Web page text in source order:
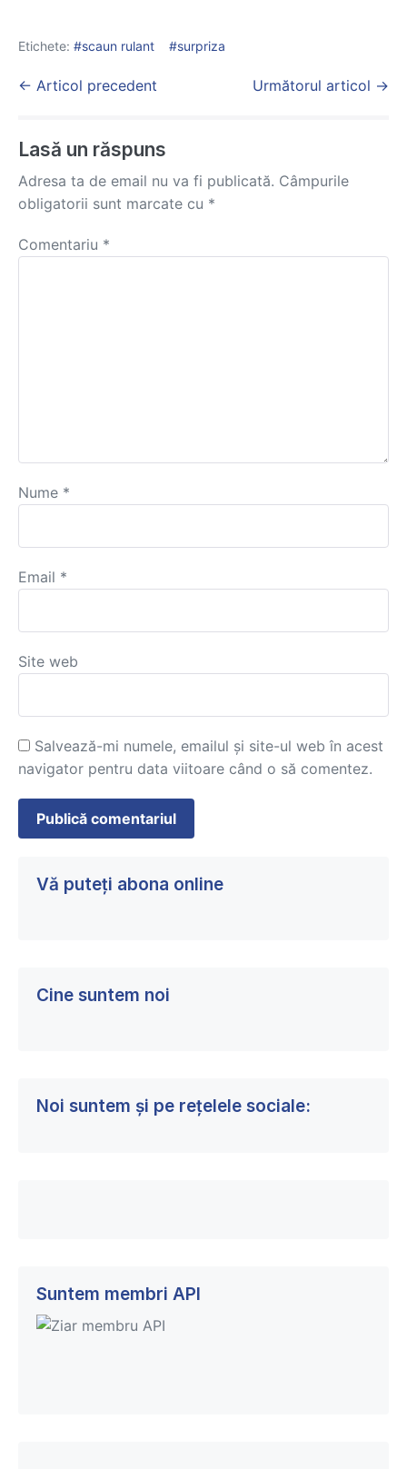
Etichete: scaun rulant surpriza
Post
← Articol precedent Următorul articol →
Lasă un răspuns
Adresa ta de email nu va fi publicată. Câmpurile
obligatorii sunt marcate cu *
Comentariu *
Nume *
Email *
Site web
Salvează-mi numele, emailul și site-ul web în acest
navigator pentru data viitoare când o să comentez.
Vă puteți abona online
Cine suntem noi
Noi suntem și pe rețelele sociale:
Suntem membri API